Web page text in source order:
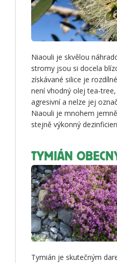
Niaouli je skvělou
stromy jsou si docela
získávané silice je
není vhodný olej tea-
agresivní a nelze jej
Niaouli je mnohem
stejně výkonný
TYMIÁN
Tymián je skutečným